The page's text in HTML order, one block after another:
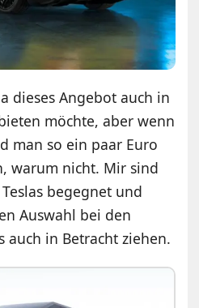
dieses Angebot auch in
möchte, aber wenn
man so ein paar Euro
warum nicht. Mir sind
begegnet und
Auswahl bei den
auch in Betracht ziehen.